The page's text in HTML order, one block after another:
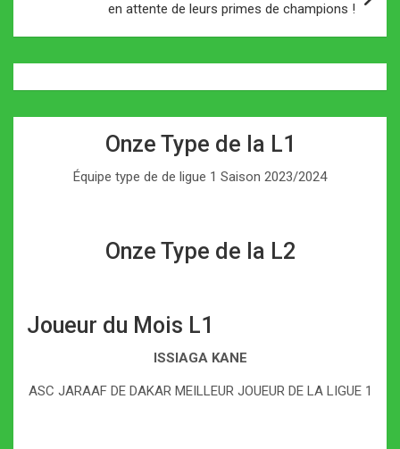
en attente de leurs primes de champions !
Onze Type de la L1
Équipe type de de ligue 1 Saison 2023/2024
Onze Type de la L2
Joueur du Mois L1
ISSIAGA KANE
ASC JARAAF DE DAKAR MEILLEUR JOUEUR DE LA LIGUE 1